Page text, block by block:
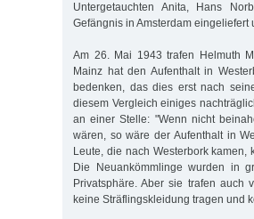
Untergetauchten Anita, Hans
Gefängnis in Amsterdam
Am 26. Mai 1943 trafen Helmuth
Mainz hat den Aufenthalt in
bedenken, das dies erst nach
diesem Vergleich einiges
an einer Stelle: "Wenn nicht
wären, so wäre der Aufenthalt in
Leute, die nach Westerbork
Die Neuankömmlinge wurden in
Privatsphäre. Aber sie trafen auch
keine Sträflingskleidung tragen und